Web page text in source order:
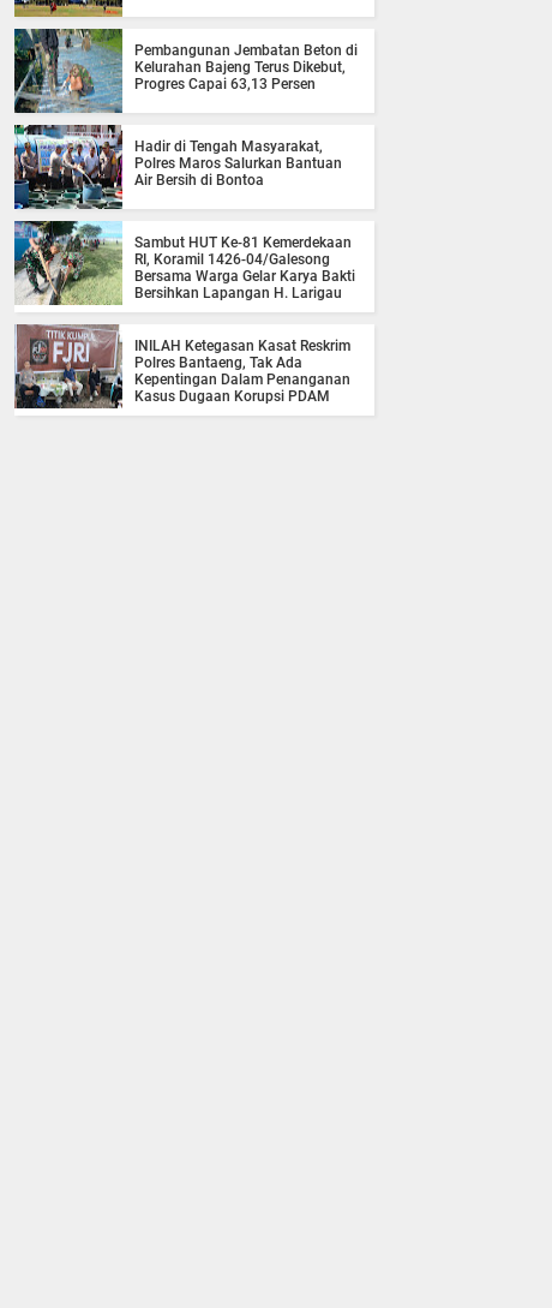
Pembangunan Jembatan Beton di
Kelurahan Bajeng Terus Dikebut,
Progres Capai 63,13 Persen
Hadir di Tengah Masyarakat,
Polres Maros Salurkan Bantuan
Air Bersih di Bontoa
Sambut HUT Ke-81 Kemerdekaan
RI, Koramil 1426-04/Galesong
Bersama Warga Gelar Karya Bakti
Bersihkan Lapangan H. Larigau
INILAH Ketegasan Kasat Reskrim
Polres Bantaeng, Tak Ada
Kepentingan Dalam Penanganan
Kasus Dugaan Korupsi PDAM